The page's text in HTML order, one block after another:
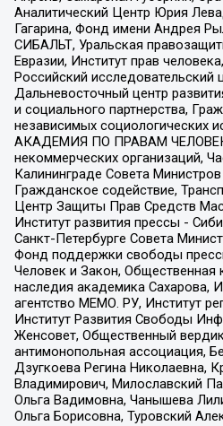
Аналитический Центр Юрия
Гагарина, Фонд имени Андрея
СИБАЛЬТ, Уральская
Евразии, Институт прав
Российский исследовательский
Дальневосточный центр
и социального партнерства,
независимых социологических
АКАДЕМИЯ ПО ПРАВАМ
некоммерческих организаций,
Калининграде Совета
Гражданское содействие,
Центр Защиты Прав Средств
Институт развития прессы -
Санкт-Петербурге Совета
Фонд поддержки свободы
Человек и Закон, Общественная
наследия академика Сахарова,
агентство МЕМО. РУ, Институт
Институт Развития Свободы
Женсовет, Общественный
антимонопольная ассоциация,
Дзугкоева Регина Николаевна,
Владимирович, Милославский
Ольга Вадимовна, Чанышева
Ольга Борисовна, Туровский